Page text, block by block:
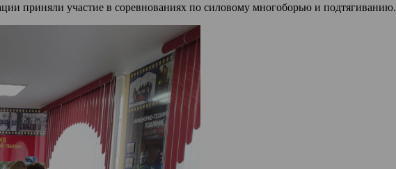
приняли участие в соревнованиях по силовому многоборью и подтягиванию.